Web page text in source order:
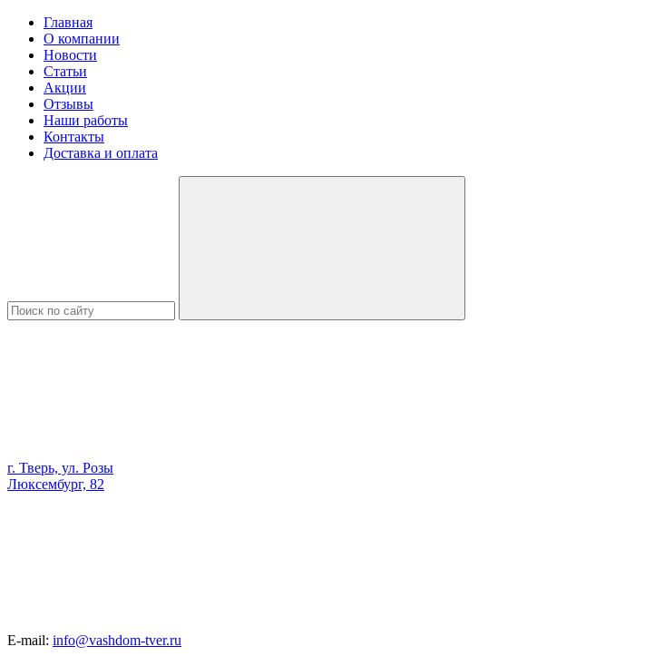
Главная
О компании
Новости
Статьи
Акции
Отзывы
Наши работы
Контакты
Доставка и оплата
г. Тверь, ул. Розы
Люксембург, 82
E-mail: info@vashdom-tver.ru